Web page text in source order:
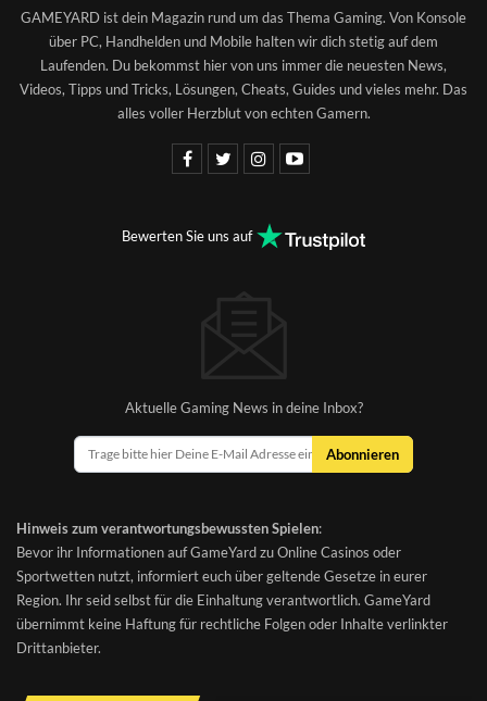
GAMEYARD ist dein Magazin rund um das Thema Gaming. Von Konsole
über PC, Handhelden und Mobile halten wir dich stetig auf dem
Laufenden. Du bekommst hier von uns immer die neuesten News,
Videos, Tipps und Tricks, Lösungen, Cheats, Guides und vieles mehr. Das
alles voller Herzblut von echten Gamern.
Bewerten Sie uns auf
Aktuelle Gaming News in deine Inbox?
Abonnieren
Hinweis zum verantwortungsbewussten Spielen:
Bevor ihr Informationen auf GameYard zu Online Casinos oder
Sportwetten nutzt, informiert euch über geltende Gesetze in eurer
Region. Ihr seid selbst für die Einhaltung verantwortlich. GameYard
übernimmt keine Haftung für rechtliche Folgen oder Inhalte verlinkter
Drittanbieter.